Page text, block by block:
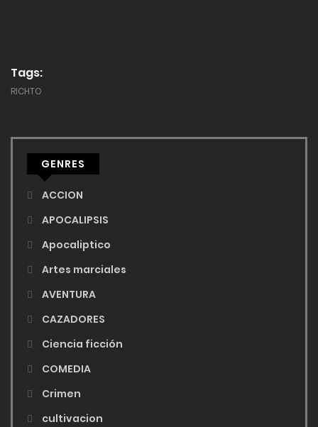
Tags:
RICHTO
GENRES
ACCION
APOCALIPSIS
Apocaliptico
Artes marciales
AVENTURA
CAZADORES
Ciencia ficción
COMEDIA
Crimen
cultivacion